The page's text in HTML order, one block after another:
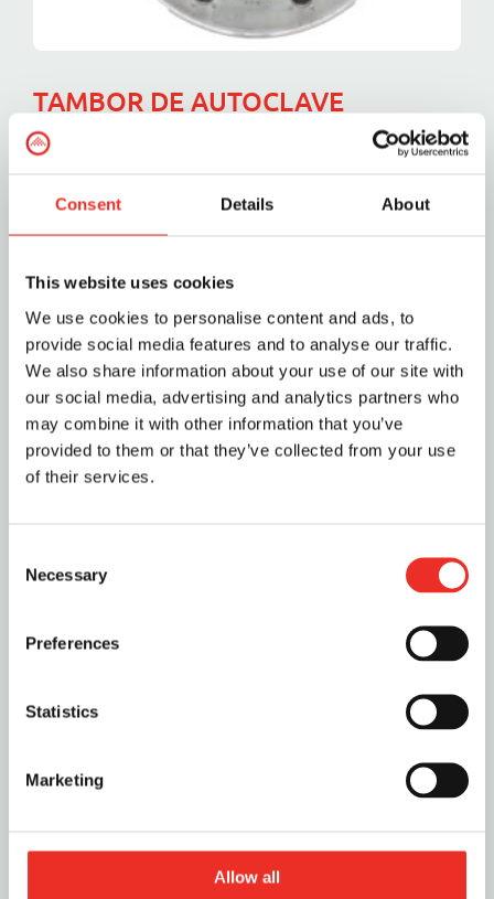
Consent Details About
This website uses cookies
We use cookies to personalise content and ads, to
provide social media features and to analyse our traffic.
We also share information about your use of our site with
our social media, advertising and analytics partners who
may combine it with other information that you’ve
provided to them or that they’ve collected from your use
of their services.
Necessary
Preferences
Statistics
Marketing
Allow all
TAMBOR DE AUTOCLAVE
ROTATIVO SURDRY DURA 12
suministrando el primer tambor rotativo de
recambio para el autoclave rotativo Surdry AR-
174-E, un modelo gigante[...]
julio 3, 2018 Autoclaves Noticias Surdry
0
Comments
Esto es un campo de búsqueda con una función de
No hay sugerencias porque el campo de búsqueda
un desafío en el proceso de autoclave
Autoclaves Oscilantes de Surdry